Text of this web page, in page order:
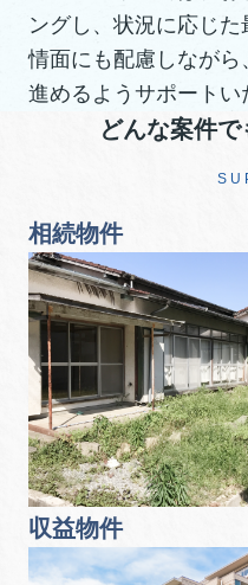
ングし、状況に応じ
情面にも配慮しなが
進めるようサポートい
どんな案件で
相続物件
収益物件